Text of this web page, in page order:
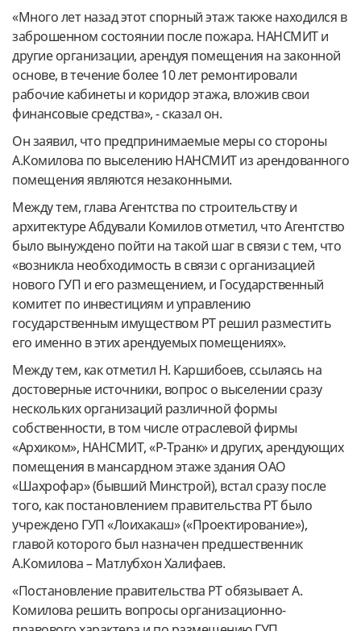
«Много лет назад этот спорный этаж также находился в
заброшенном состоянии после пожара. НАНСМИТ и
другие организации, арендуя помещения на законной
основе, в течение более 10 лет ремонтировали
рабочие кабинеты и коридор этажа, вложив свои
финансовые средства», - сказал он.
Он заявил, что предпринимаемые меры со стороны
А.Комилова по выселению НАНСМИТ из арендованного
помещения являются незаконными.
Между тем, глава Агентства по строительству и
архитектуре Абдували Комилов отметил, что Агентство
было вынуждено пойти на такой шаг в связи с тем, что
«возникла необходимость в связи с организацией
нового ГУП и его размещением, и Государственный
комитет по инвестициям и управлению
государственным имуществом РТ решил разместить
его именно в этих арендуемых помещениях».
Между тем, как отметил Н. Каршибоев, ссылаясь на
достоверные источники, вопрос о выселении сразу
нескольких организаций различной формы
собственности, в том числе отраслевой фирмы
«Архиком», НАНСМИТ, «Р-Транк» и других, арендующих
помещения в мансардном этаже здания ОАО
«Шахрофар» (бывший Минстрой), встал сразу после
того, как постановлением правительства РТ было
учреждено ГУП «Лоихакаш» («Проектирование»),
главой которого был назначен предшественник
А.Комилова – Матлубхон Халифаев.
«Постановление правительства РТ обязывает А.
Комилова решить вопросы организационно-